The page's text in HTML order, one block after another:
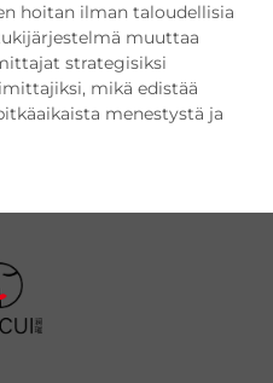
hoitan ilman taloudellisia
muuttaa
strategisiksi
mikä edistää
menestystä ja